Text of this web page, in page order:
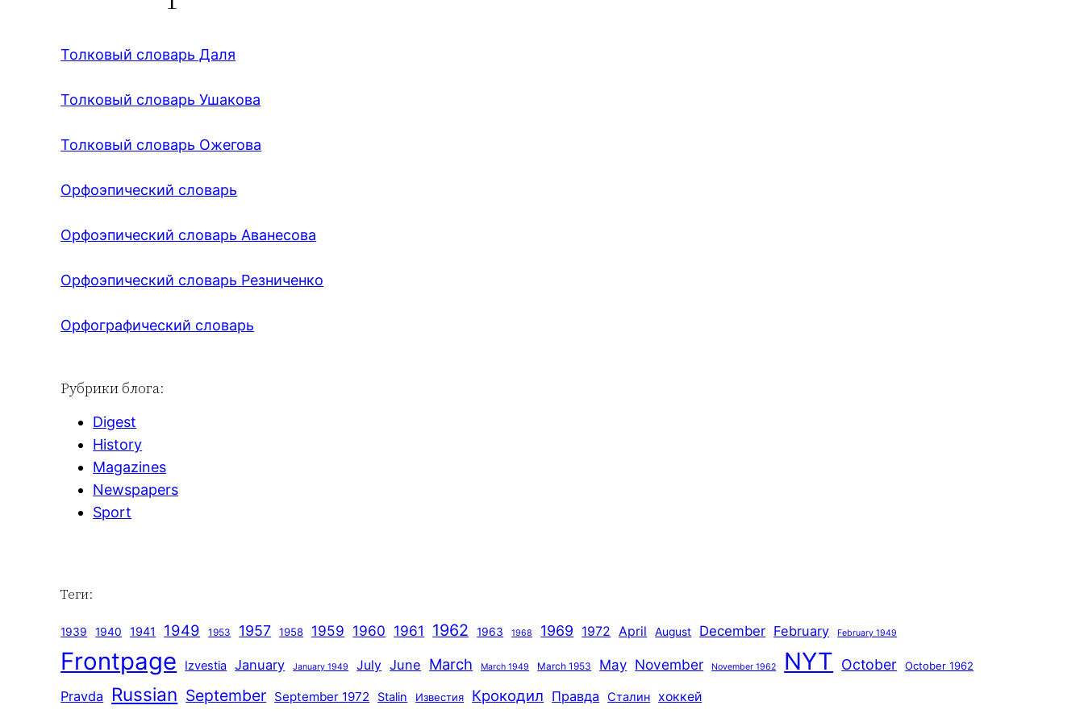
Толковый словарь Даля
Толковый словарь Ушакова
Толковый словарь Ожегова
Орфоэпический словарь
Орфоэпический словарь Аванесова
Орфоэпический словарь Резниченко
Орфографический словарь
Рубрики блога:
Digest
History
Magazines
Newspapers
Sport
Теги:
1939 1940 1941 1949 1953 1957 1958 1959 1960 1961 1962 1963 1968 1969 1972 April August December February February 1949
Frontpage Izvestia January January 1949 July June March March 1949 March 1953 May November November 1962 NYT October October 1962
Pravda Russian September September 1972 Stalin Известия Крокодил Правда Сталин хоккей